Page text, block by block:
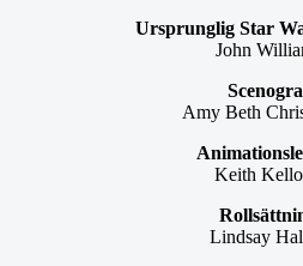
Ursprunglig Star
John
Amy Beth
Keith
Lindsay